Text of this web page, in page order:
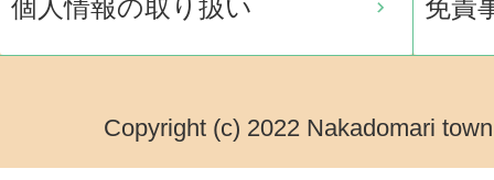
個人情報の取り扱い 免責
Copyright (c) 2022 Nakadomari